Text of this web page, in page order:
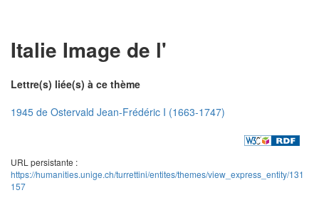
Italie Image de l'
Lettre(s) liée(s) à ce thème
1945 de Ostervald Jean-Frédéric I (1663-1747)
URL persistante :
https://humanities.unige.ch/turrettini/entites/themes/view_express_entity/131
157